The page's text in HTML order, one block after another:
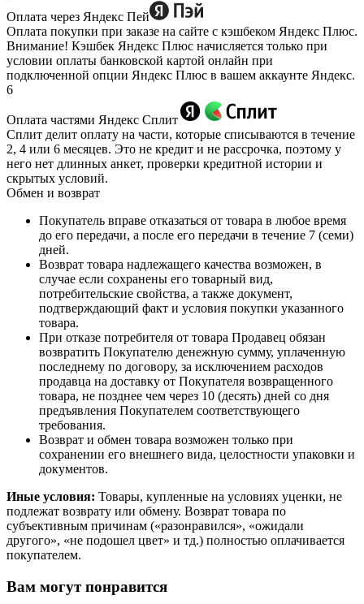
Оплата через Яндекс Пей
Оплата покупки при заказе на сайте с кэшбеком Яндекс Плюс.
Внимание! Кэшбек Яндекс Плюс начисляется только при
условии оплаты банковской картой онлайн при
подключенной опции Яндекс Плюс в вашем аккаунте Яндекс.
6
Оплата частями Яндекс Сплит
Сплит делит оплату на части, которые списываются в течение
2, 4 или 6 месяцев. Это не кредит и не рассрочка, поэтому у
него нет длинных анкет, проверки кредитной истории и
скрытых условий.
Обмен и возврат
Покупатель вправе отказаться от товара в любое время
до его передачи, а после его передачи в течение 7 (семи)
дней.
Возврат товара надлежащего качества возможен, в
случае если сохранены его товарный вид,
потребительские свойства, а также документ,
подтверждающий факт и условия покупки указанного
товара.
При отказе потребителя от товара Продавец обязан
возвратить Покупателю денежную сумму, уплаченную
последнему по договору, за исключением расходов
продавца на доставку от Покупателя возвращенного
товара, не позднее чем через 10 (десять) дней со дня
предъявления Покупателем соответствующего
требования.
Возврат и обмен товара возможен только при
сохранении его внешнего вида, целостности упаковки и
документов.
Иные условия: Товары, купленные на условиях уценки, не
подлежат возврату или обмену. Возврат товара по
субъективным причинам («разонравился», «ожидали
другого», «не подошел цвет» и тд.) полностью оплачивается
покупателем.
Вам могут понравится